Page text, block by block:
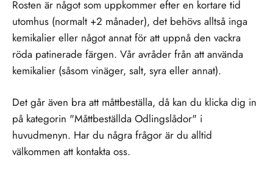
Rosten är något som uppkommer efter en kortare tid
utomhus (normalt +2 månader), det behövs alltså inga
kemikalier eller något annat för att uppnå den vackra
röda patinerade färgen. Vår avråder från att använda
kemikalier (såsom vinäger, salt, syra eller annat).
Det går även bra att måttbeställa, då kan du klicka dig in
på kategorin "Måttbeställda Odlingslådor" i
huvudmenyn. Har du några frågor är du alltid
välkommen att kontakta oss.